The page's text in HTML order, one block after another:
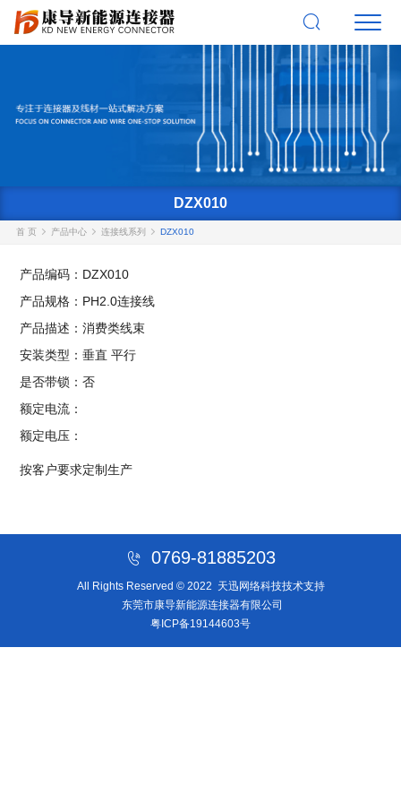
DZX010
首 页 产品中心 连接线系列 DZX010
产品编码：DZX010
产品规格：PH2.0连接线
产品描述：消费类线束
安装类型：垂直 平行
是否带锁：否
额定电流：
额定电压：
按客户要求定制生产
0769-81885203
All Rights Reserved © 2022 天迅网络科技技术支持
东莞市康导新能源连接器有限公司
粤ICP备19144603号